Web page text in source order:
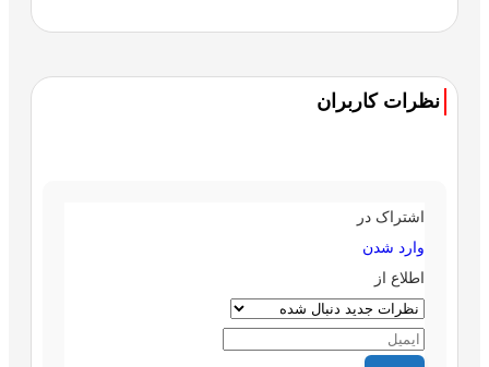
نظرات کاربران
اشتراک در
وارد شدن
اطلاع از